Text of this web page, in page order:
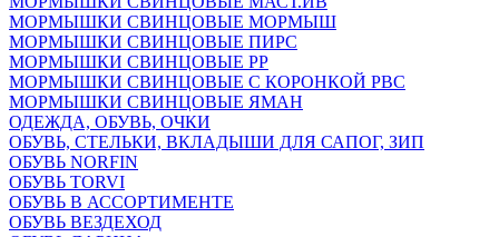
МОРМЫШКИ СВИНЦОВЫЕ МОРМЫШ
МОРМЫШКИ СВИНЦОВЫЕ ПИРС
МОРМЫШКИ СВИНЦОВЫЕ РР
МОРМЫШКИ СВИНЦОВЫЕ С КОРОНКОЙ РВС
МОРМЫШКИ СВИНЦОВЫЕ ЯМАН
ОДЕЖДА, ОБУВЬ, ОЧКИ
ОБУВЬ, СТЕЛЬКИ, ВКЛАДЫШИ ДЛЯ САПОГ, ЗИП
ОБУВЬ NORFIN
ОБУВЬ TORVI
ОБУВЬ В АССОРТИМЕНТЕ
ОБУВЬ ВЕЗДЕХОД